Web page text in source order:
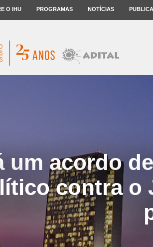
O IHU PROGRAMAS NOTÍCIAS
um acordo
contra o